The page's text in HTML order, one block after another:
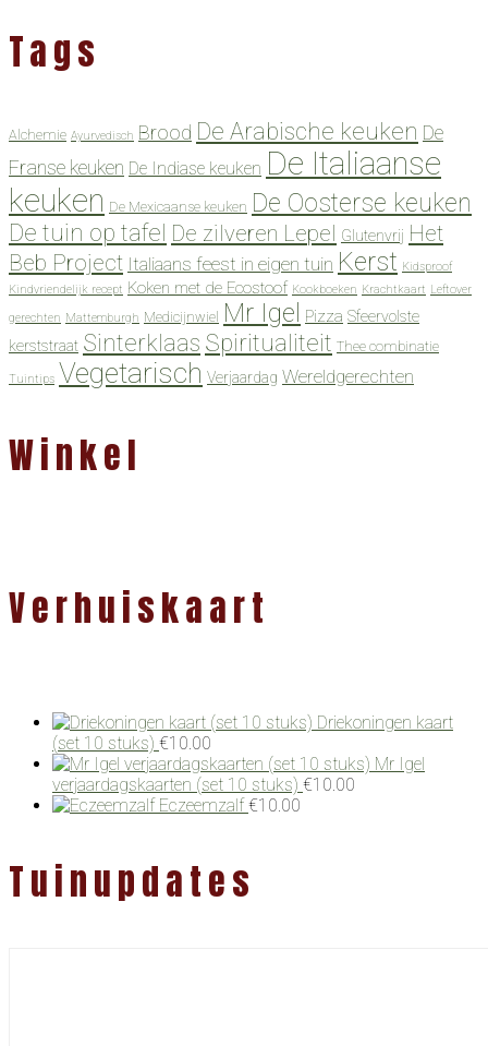
Tags
Alchemie Ayurvedisch Brood De Arabische keuken De
Franse keuken De Indiase keuken De Italiaanse
keuken De Mexicaanse keuken De Oosterse keuken
De tuin op tafel De zilveren Lepel Glutenvrij Het
Beb Project Italiaans feest in eigen tuin Kerst Kidsproof
Kindvriendelijk recept Koken met de Ecostoof Kookboeken Krachtkaart Leftover
gerechten Mattemburgh Medicijnwiel Mr Igel Pizza Sfeervolste
kerststraat Sinterklaas Spiritualiteit Thee combinatie
Tuintips Vegetarisch Verjaardag Wereldgerechten
Winkel
Verhuiskaart
Driekoningen kaart
(set 10 stuks) €10.00
Mr Igel
verjaardagskaarten (set 10 stuks) €10.00
Eczeemzalf €10.00
Tuinupdates